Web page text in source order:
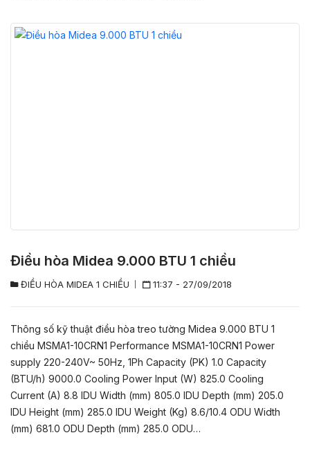
Điều hòa Midea 9.000 BTU 1 chiều
ĐIỀU HÒA MIDEA 1 CHIỀU 11:37 - 27/09/2018
Thông số kỹ thuật điều hòa treo tường Midea 9.000 BTU 1
chiều MSMA1-10CRN1 Performance MSMA1-10CRN1 Power
supply 220-240V~ 50Hz, 1Ph Capacity (PK) 1.0 Capacity
(BTU/h) 9000.0 Cooling Power Input (W) 825.0 Cooling
Current (A) 8.8 IDU Width (mm) 805.0 IDU Depth (mm) 205.0
IDU Height (mm) 285.0 IDU Weight (Kg) 8.6/10.4 ODU Width
(mm) 681.0 ODU Depth (mm) 285.0 ODU…